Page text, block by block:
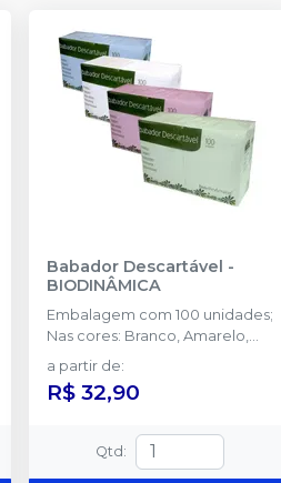
Babador Descartável -
BIODINÂMICA
Embalagem com 100 unidades;
Nas cores: Branco, Amarelo,
Azul, Rosa, Verde e Misto.
a partir de:
R$ 32,90
Qtd :